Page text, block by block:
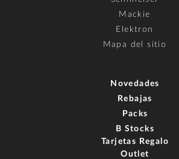
Mackie
Elektron
Mapa del sitio
Novedades
Rebajas
Packs
B Stocks
Tarjetas Regalo
Outlet